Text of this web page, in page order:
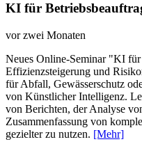
KI für
vor zwei Monaten
Neues Online-Seminar "KI
Effizienzsteigerung und
für Abfall, Gewässerschutz
von Künstlicher Intelligenz.
von Berichten, der Analyse
Zusammenfassung von
gezielter zu nutzen. [Mehr]